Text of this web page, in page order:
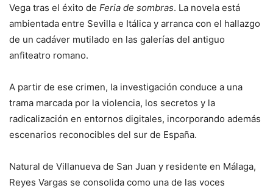
Vega tras el éxito de Feria de sombras. La novela está
ambientada entre Sevilla e Itálica y arranca con el hallazgo
de un cadáver mutilado en las galerías del antiguo
anfiteatro romano.
A partir de ese crimen, la investigación conduce a una
trama marcada por la violencia, los secretos y la
radicalización en entornos digitales, incorporando además
escenarios reconocibles del sur de España.
Natural de Villanueva de San Juan y residente en Málaga,
Reyes Vargas se consolida como una de las voces